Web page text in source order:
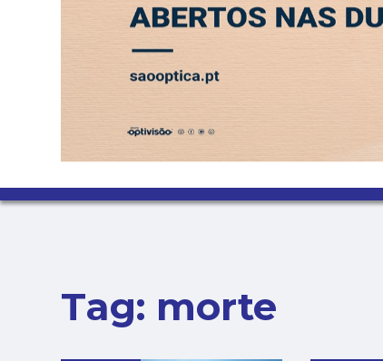
SÁBADO, 8 AGOSTO 2026 LEITORES CONTACTO
Tag: morte